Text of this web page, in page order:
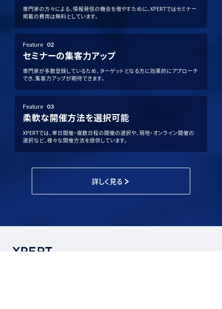
専門家の方々による、情報発信の機会を増やすために、XPERTではセミナー
掲載の費用は無料としています。
Feature 02
セミナーの集客力アップ
専門家が多数登録しているため、ターゲットとなる方に効果的にアプローチ
でき、集客力アップが期待できます。
Feature 03
柔軟な開催方法を選択可能
XPERTでは、単日開催・複数日程の開催の選択や、現地・オンライン開催の
選択など、様々な開催方法を提供しています。
詳しく見る